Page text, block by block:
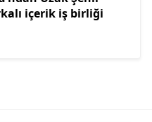
içerik iş birliği